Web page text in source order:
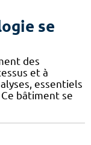
se
des
et à
essentiels
bâtiment se